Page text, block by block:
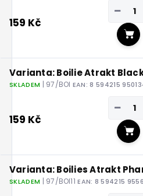
159 Kč
−
Varianta: Boilie Atrakt
SKLADEM | 97/BOI EAN: 8 594215
159 Kč
−
Varianta: Boilies Atrakt
SKLADEM | 97/BOI11EAN: 8 594215